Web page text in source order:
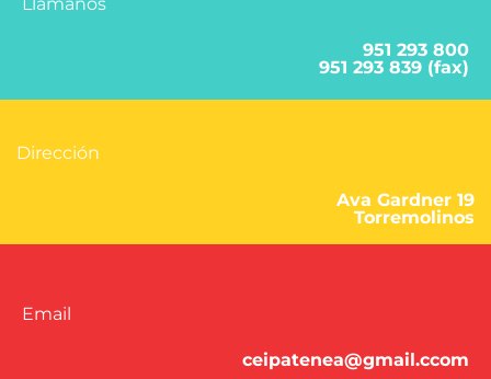
951 293 800
951 293 839 (fax)
Dirección
Ava Gardner 19
Torremolinos
Email
ceipatenea@gmail.ccom